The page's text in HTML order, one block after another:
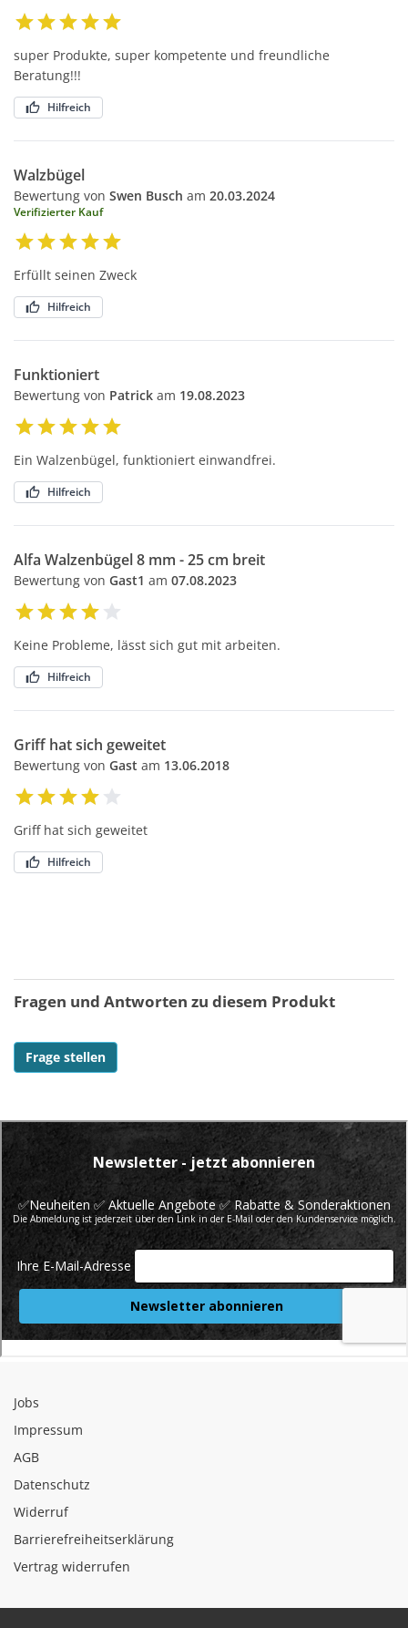
super Produkte, super kompetente und freundliche
Beratung!!!
Hilfreich
Walzbügel
Bewertung von Swen Busch am 20.03.2024
Verifizierter Kauf
Erfüllt seinen Zweck
Hilfreich
Funktioniert
Bewertung von Patrick am 19.08.2023
Ein Walzenbügel, funktioniert einwandfrei.
Hilfreich
Alfa Walzenbügel 8 mm - 25 cm breit
Bewertung von Gast1 am 07.08.2023
Keine Probleme, lässt sich gut mit arbeiten.
Hilfreich
Griff hat sich geweitet
Bewertung von Gast am 13.06.2018
Griff hat sich geweitet
Hilfreich
Fragen und Antworten zu diesem Produkt
Frage stellen
Jobs
Impressum
AGB
Datenschutz
Widerruf
Barrierefreiheitserklärung
Vertrag widerrufen